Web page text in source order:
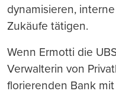
dynamisieren,
Zukäufe tätigen.
Wenn Ermotti die
Verwalterin von
florierenden Bank